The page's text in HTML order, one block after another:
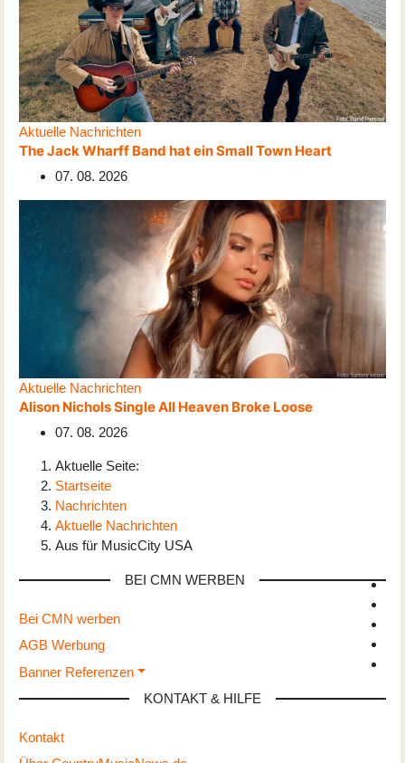
Aktuelle Nachrichten
The Jack Wharff Band hat ein Small Town Heart
07. 08. 2026
Aktuelle Nachrichten
Alison Nichols Single All Heaven Broke Loose
07. 08. 2026
Aktuelle Seite:
Startseite
Nachrichten
Aktuelle Nachrichten
Aus für MusicCity USA
BEI CMN WERBEN
Bei CMN werben
AGB Werbung
Banner Referenzen
KONTAKT & HILFE
Kontakt